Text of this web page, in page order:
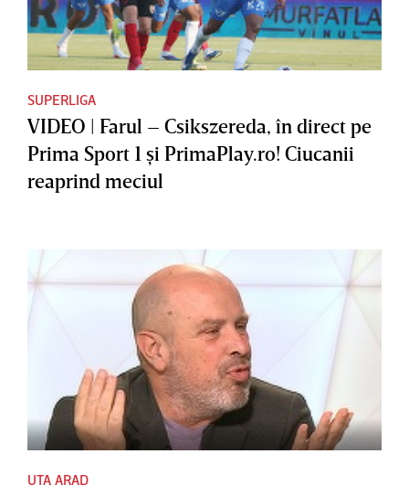
SUPERLIGA
VIDEO | Farul – Csikszereda, în direct pe
Prima Sport 1 şi PrimaPlay.ro! Ciucanii
reaprind meciul
UTA ARAD